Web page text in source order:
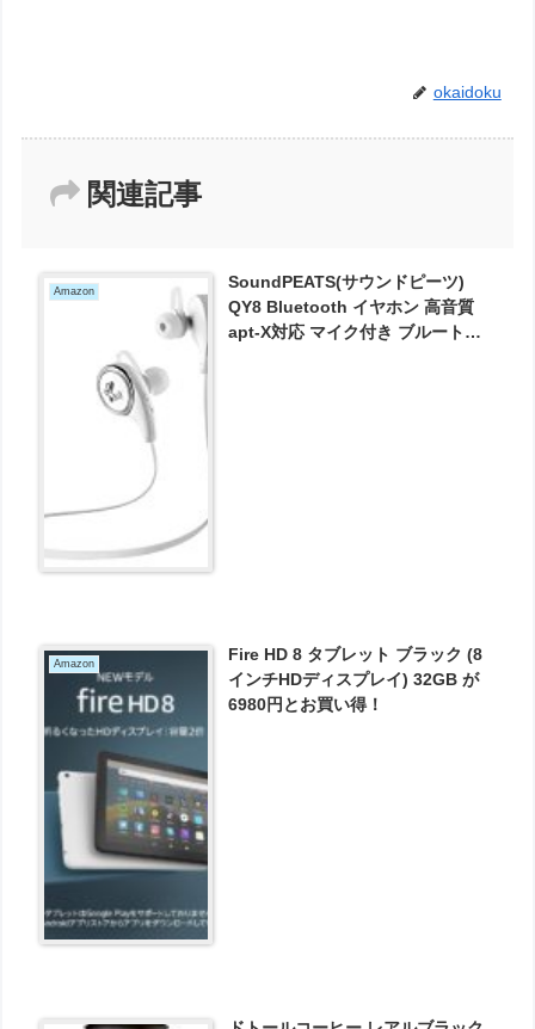
okaidoku
関連記事
Amazon
SoundPEATS(サウンドピーツ)
QY8 Bluetooth イヤホン 高音質
apt-X対応 マイク付き ブルートゥ
Amazon
Fire HD 8 タブレット ブラック (8
インチHDディスプレイ) 32GB が
6980円とお買い得！